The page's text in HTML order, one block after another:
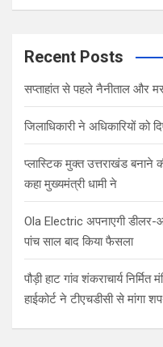
a
c
Recent Posts
सप्ताहांत से पहले नैनीताल और
जिलाधिकारी ने अधिकारियों को
प्लास्टिक मुक्त उत्तराखंड बनाने
कहा मुख्यमंत्री धामी ने
Ola Electric अपनाएगी डीलर-
पांच साल बाद किया फैसला
पौड़ी हाट गांव शंकराचार्य निर्मित
हाईकोर्ट ने टीएचडीसी से मांगा